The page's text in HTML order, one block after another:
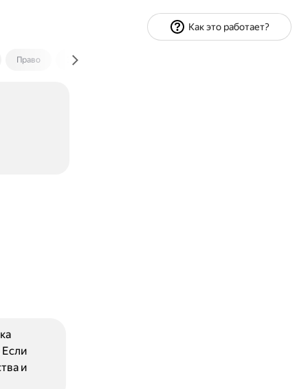
Право Экономика и финансы
Если
и
Как это работает?